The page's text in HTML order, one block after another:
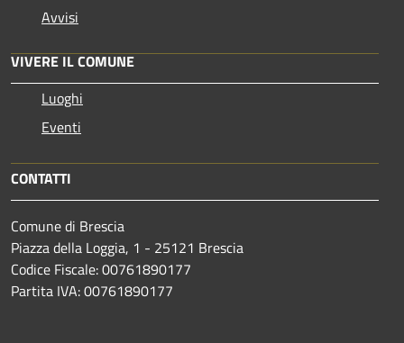
Avvisi
VIVERE IL COMUNE
Luoghi
Eventi
CONTATTI
Comune di Brescia
Piazza della Loggia, 1 - 25121 Brescia
Codice Fiscale: 00761890177
Partita IVA: 00761890177